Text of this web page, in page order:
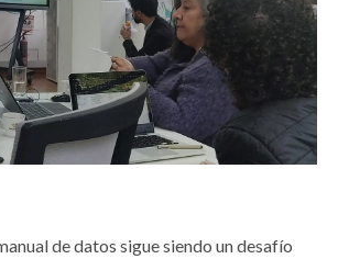
de datos sigue siendo un desafío